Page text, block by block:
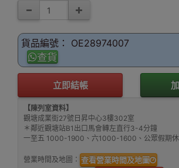
貨品編號： OE28974007
查貨
立即結帳
【陳列室資料】
觀塘成業街27號日昇中心3樓302室
＊鄰近觀塘站B1出口馬會轉左直行3-4分鐘
一至五 1000-1900、六1000-1600、公眾假期
營業時間及地圖： 查看營業時間及地圖